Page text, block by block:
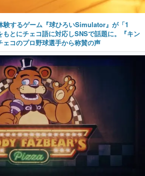
験するゲーム『球ひろいSimulator』が「1
とにチェコ語に対応しSNSで話題に。『キン
コのプロ野球選手から称賛の声